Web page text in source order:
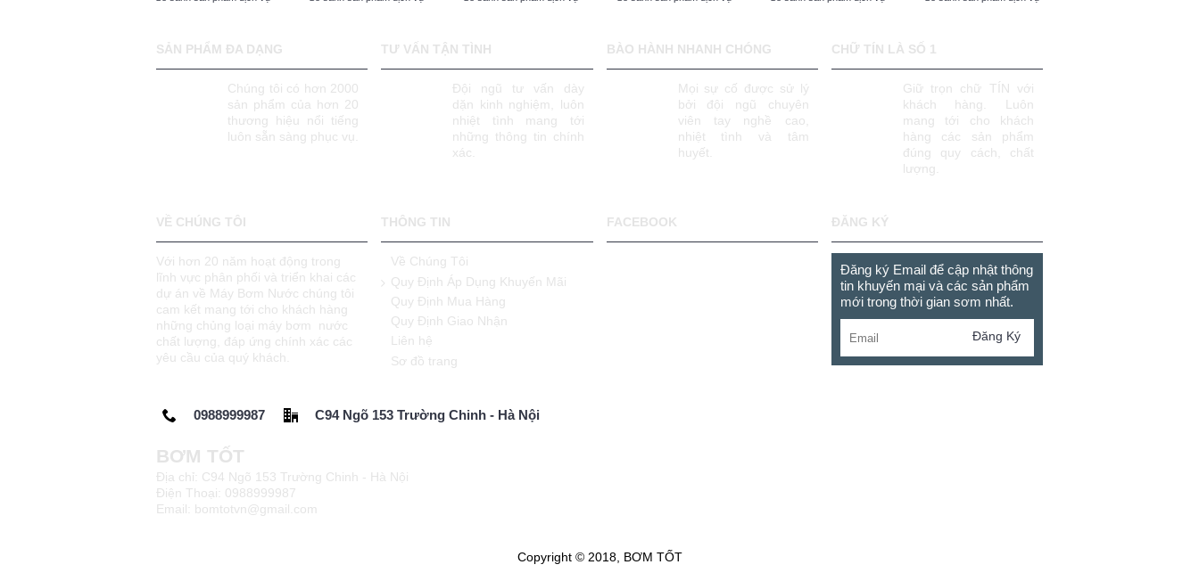
SẢN PHẨM ĐA DẠNG
Chúng tôi có hơn 2000
sản phẩm của hơn 20
thương hiệu nổi tiếng
luôn sẵn sàng phục vụ.
TƯ VẤN TẬN TÌNH
Đội ngũ tư vấn dày
dặn kinh nghiệm, luôn
nhiệt tình mang tới
những thông tin chính
xác.
BÀO HÀNH NHANH CHÓNG
Mọi sự cố được sử lý
bởi đội ngũ chuyên
viên tay nghề cao,
nhiệt tình và tâm
huyết.
CHỮ TÍN LÀ SỐ 1
Giữ trọn chữ TÍN với
khách hàng. Luôn
mang tới cho khách
hàng các sản phẩm
đúng quy cách, chất
lượng.
VỀ CHÚNG TÔI
Với hơn 20 năm hoạt động trong
lĩnh vực phân phối và triển khai các
dự án về Máy Bơm Nước chúng tôi
cam kết mang tới cho khách hàng
những chủng loại máy bơm nước
chất lượng, đáp ứng chính xác các
yêu cầu của quý khách.
THÔNG TIN
Về Chúng Tôi
Quy Định Áp Dụng Khuyến Mãi
Quy Định Mua Hàng
Quy Định Giao Nhận
Liên hệ
Sơ đồ trang
FACEBOOK ĐĂNG KÝ
Đăng ký Email để cập nhật thông
tin khuyến mại và các sản phẩm
mới trong thời gian sơm nhất.
Đăng Ký
0988999987 C94 Ngõ 153 Trường Chinh - Hà Nội
BƠM TỐT
Địa chỉ: C94 Ngõ 153 Trường Chinh - Hà Nội
Điện Thoại: 0988999987
Email: bomtotvn@gmail.com
Copyright © 2018, BƠM TỐT